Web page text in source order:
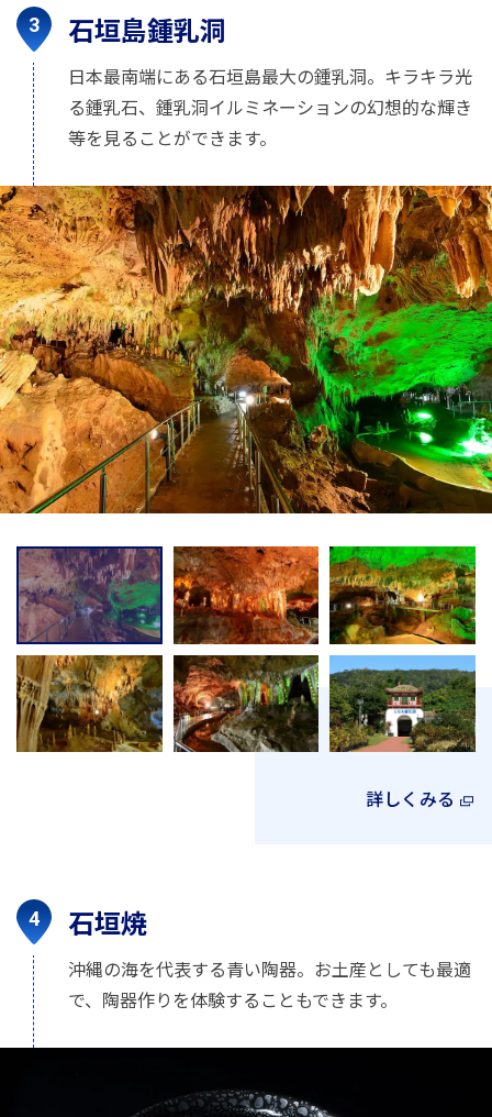
石垣島鍾乳洞
日本最南端にある石垣島最大の鍾乳洞。キラキラ光
る鍾乳石、鍾乳洞イルミネーションの幻想的な輝き
等を見ることができます。
詳しくみる
石垣焼
沖縄の海を代表する青い陶器。お土産としても最適
で、陶器作りを体験することもできます。